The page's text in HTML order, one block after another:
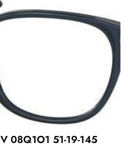
08Q1O1 51-19-145